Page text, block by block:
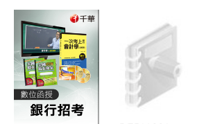
+銀行法概
要)重點精
要+試題詳
解 【2017
一次考上銀
行系列】